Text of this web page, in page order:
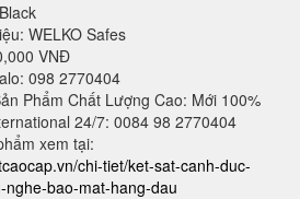
WELKO Safes
VNĐ
098 2770404
Phẩm Chất Lượng Cao: Mới 100%
24/7: 0084 98 2770404
xem tại:
chi-tiet/ket-sat-canh-duc-
nghe-bao-mat-hang-dau